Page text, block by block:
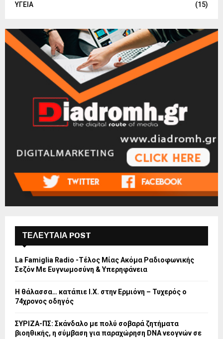
ΥΓΕΙΑ (15)
ΤΕΛΕΥΤΑΙΑ POST
La Famiglia Radio -Τέλος Μίας Ακόμα Ραδιοφωνικής
Σεζόν Με Ευγνωμοσύνη & Υπερηφάνεια
Η θάλασσα… κατάπιε Ι.Χ. στην Ερμιόνη – Τυχερός ο
74χρονος οδηγός
ΣΥΡΙΖΑ-ΠΣ: Σκάνδαλο με πολύ σοβαρά ζητήματα
βιοηθικής, η σύμβαση για παραχώρηση DNA νεογνών σε